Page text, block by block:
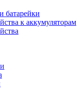
батарейки
к аккумуляторам